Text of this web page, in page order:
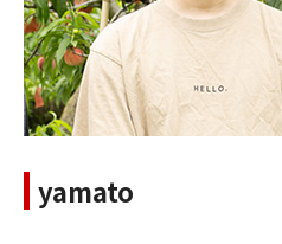
yamato